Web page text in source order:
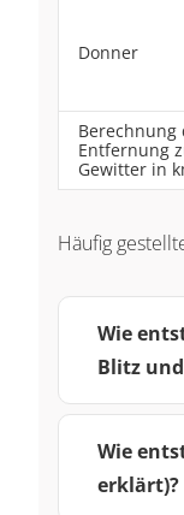
Donner
Berechnung
Entfernung
Gewitter in
Häufig
Wie
Blitz
Wie
erklärt)?